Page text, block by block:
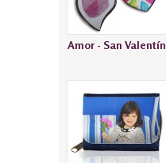
Amor - San Valentín